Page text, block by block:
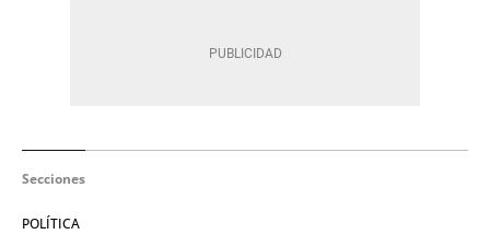
Secciones
POLÍTICA